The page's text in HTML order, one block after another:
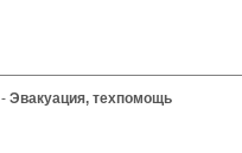
- Эвакуация, техпомощь